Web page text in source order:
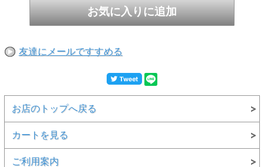
友達にメールですすめる
お店のトップへ戻る
カートを見る
ご利用案内